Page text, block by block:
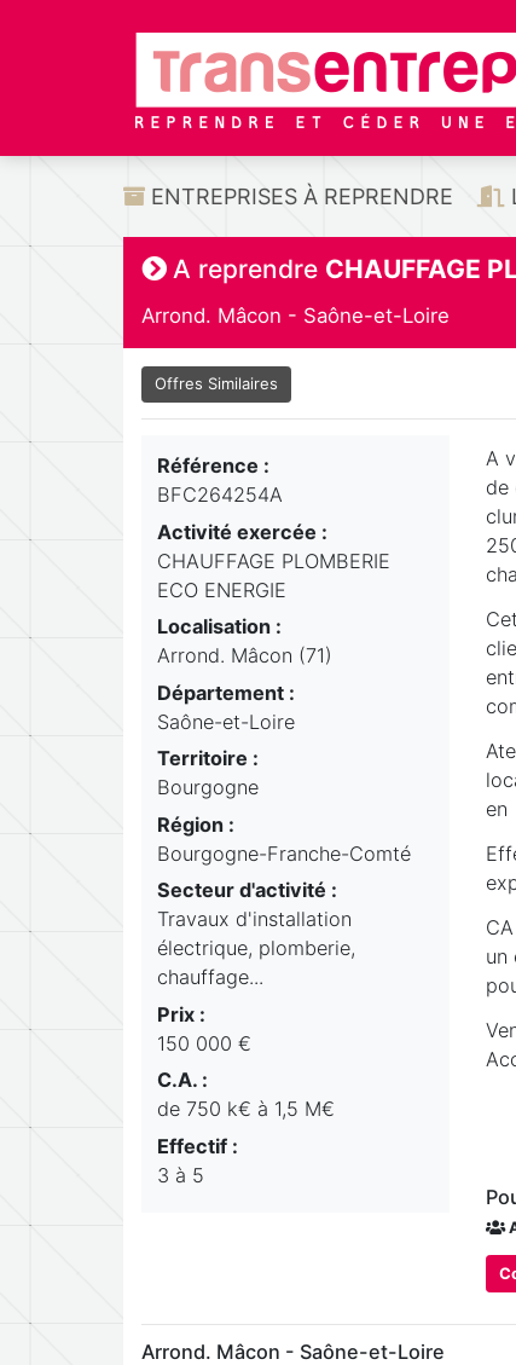
ENTREPRISES À REPRENDRE
A reprendre CHAUFFAGE
Arrond. Mâcon - Saône-et-Loire
Offres Similaires
Référence :
BFC264254A
Activité exercée :
CHAUFFAGE PLOMBERIE
ECO ENERGIE
Localisation :
Arrond. Mâcon (71)
Département :
Saône-et-Loire
Territoire :
Bourgogne
Région :
Bourgogne-Franche-Comté
Secteur d'activité :
Travaux d'installation
électrique, plomberie,
chauffage...
Prix :
150 000 €
C.A. :
de 750 k€ à 1,5 M€
Effectif :
3 à 5
A
de
en
un
Arrond. Mâcon - Saône-et-Loire